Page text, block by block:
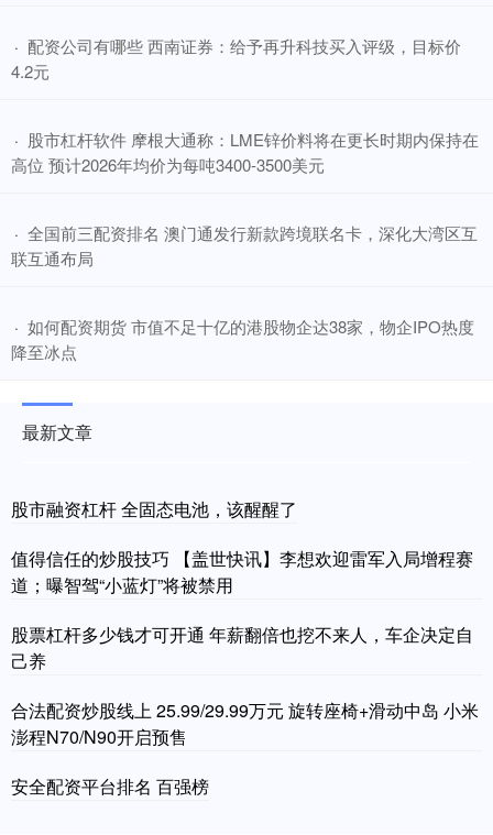
· ​配资公司有哪些 西南证券：给予再升科技买入评级，目标价
4.2元
· ​股市杠杆软件 摩根大通称：LME锌价料将在更长时期内保持在
高位 预计2026年均价为每吨3400-3500美元
· ​全国前三配资排名 澳门通发行新款跨境联名卡，深化大湾区互
联互通布局
· ​如何配资期货 市值不足十亿的港股物企达38家，物企IPO热度
降至冰点
最新文章
股市融资杠杆 全固态电池，该醒醒了
值得信任的炒股技巧 【盖世快讯】李想欢迎雷军入局增程赛
道；曝智驾“小蓝灯”将被禁用
股票杠杆多少钱才可开通 年薪翻倍也挖不来人，车企决定自
己养
合法配资炒股线上 25.99/29.99万元 旋转座椅+滑动中岛 小米
澎程N70/N90开启预售
安全配资平台排名 百强榜